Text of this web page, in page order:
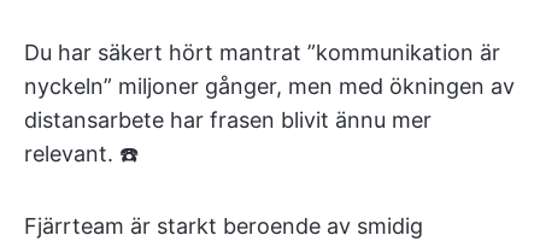
Du har säkert hört mantrat ”kommunikation är
nyckeln” miljoner gånger, men med ökningen av
distansarbete har frasen blivit ännu mer
relevant. ☎️
Fjärrteam är starkt beroende av smidig